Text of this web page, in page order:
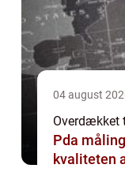
04 august
Overdækket
Pda
kvaliteten